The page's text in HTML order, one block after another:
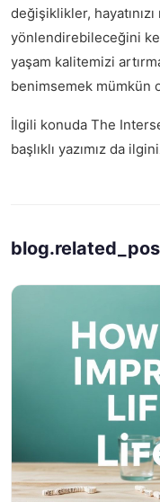
değişiklikler,
yönlendirebileceğini
yaşam kalitemizi
benimsemek mümkün
İlgili konuda The
başlıklı yazımız da